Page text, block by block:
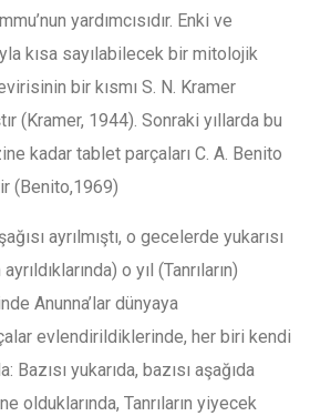
yardımcısıdır. Enki ve
kısa sayılabilecek bir mitolojik
bir kısmı S. N. Kramer
(Kramer, 1944). Sonraki yıllarda bu
kadar tablet parçaları C. A. Benito
(Benito,1969)
ayrılmıştı, o gecelerde yukarısı
o yıl (Tanrıların)
Anunna’lar dünyaya
evlendirildiklerinde, her biri kendi
Bazısı yukarıda, bazısı aşağıda
olduklarında, Tanrıların yiyecek